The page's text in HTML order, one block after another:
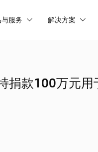
服务 解决方案
捐款100万元